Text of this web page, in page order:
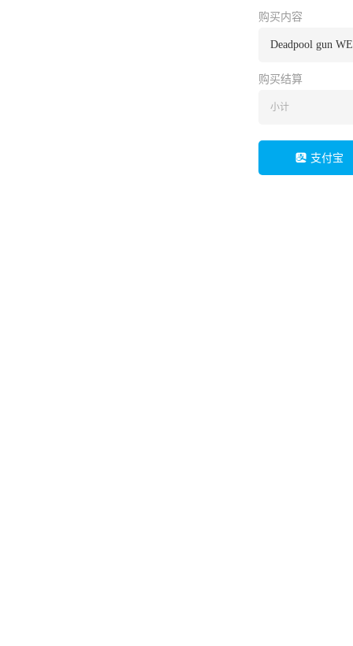
购买内容
Deadpool gun
购买结算
小计
支付宝